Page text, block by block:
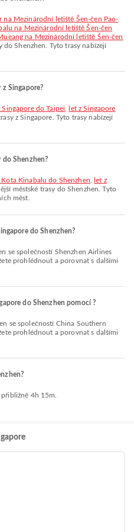
na Mezinárodní letiště Šen-čen
na Mezinárodní letiště Šen-čen
Shenzhen. Tyto trasy nabízejí
z Singapore?
Singapore do Taipei
let z Singapore
z Singapore. Tyto trasy nabízejí
do Shenzhen?
Kota Kinabalu do Shenzhen
let z
městské trasy do Shenzhen. Tyto
měst.
do Shenzhen?
prohlédnout a porovnat s dalšími
do Shenzhen pomocí ?
prohlédnout a porovnat s dalšími
přibližně 4h 15m.